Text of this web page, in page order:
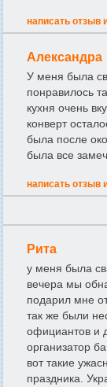
написать отзыв
Александра
У меня была
понравилось
кухня очень
конверт
была после
была все
написать отзыв
Рита
у меня была
вечера мы
подарил мне
так же были
официантов и
организатор
вот такие
праздника.